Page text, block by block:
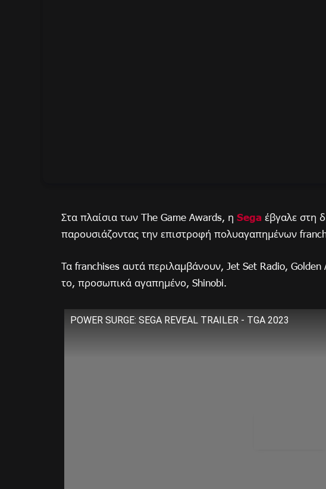
Στα πλαίσια των The Game Awards, η Sega έβγαλε στη
παρουσιάζοντας την επιστροφή πολυαγαπημένων
Τα franchises αυτά περιλαμβάνουν, Jet Set Radio, Golden
το, προσωπικά αγαπημένο, Shinobi.
POWER SURGE: SEGA REVEAL TRAILER - TGA 2023